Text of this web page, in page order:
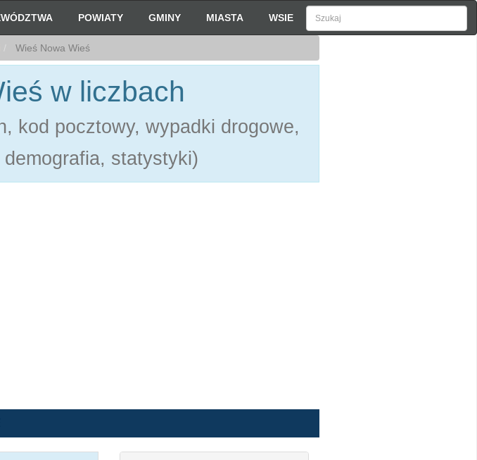
POWIATY GMINY MIASTA WSIE
Wieś Nowa Wieś
w liczbach
kod pocztowy, wypadki drogowe,
statystyki)